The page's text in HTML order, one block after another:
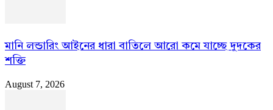
মানি লন্ডারিং আইনের ধারা বাতিলে আরো কমে যাচ্ছে দুদকের
শক্তি
August 7, 2026